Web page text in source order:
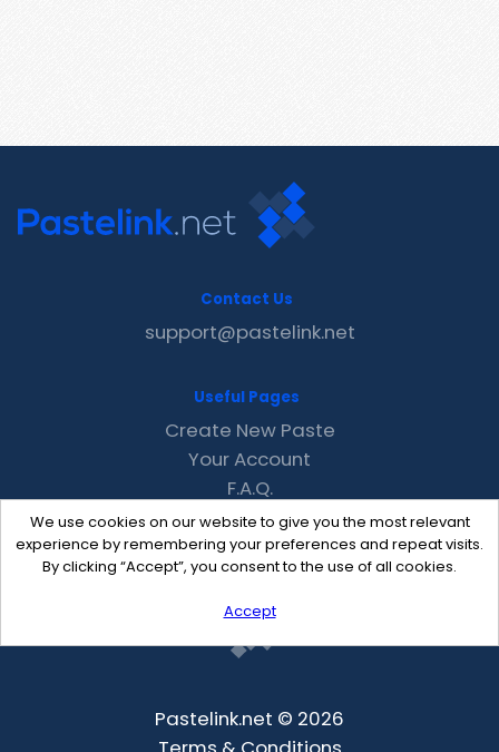
We use cookies on our website to give you the most relevant
experience by remembering your preferences and repeat visits.
By clicking “Accept”, you consent to the use of all cookies.
Accept
Contact Us
support@pastelink.net
Useful Pages
Create New Paste
Your Account
F.A.Q.
Recent
Contact
Pastelink.net © 2026